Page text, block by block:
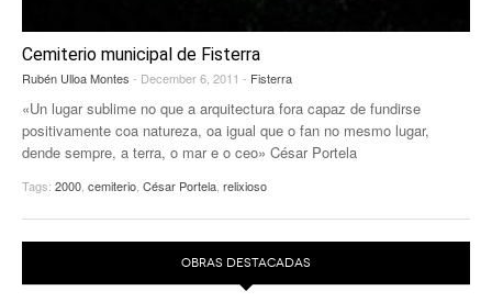
Cemiterio municipal de Fisterra
Rubén Ulloa Montes - December 6, 2011 - Fisterra
«Un lugar sublime no que a arquitectura fora capaz de fundirse
positivamente coa natureza, oa igual que o fan no mesmo lugar,
dende sempre, a terra, o mar e o ceo» César Portela
Tags: 2000 cemiterio César Portela relixioso
OBRAS DESTACADAS